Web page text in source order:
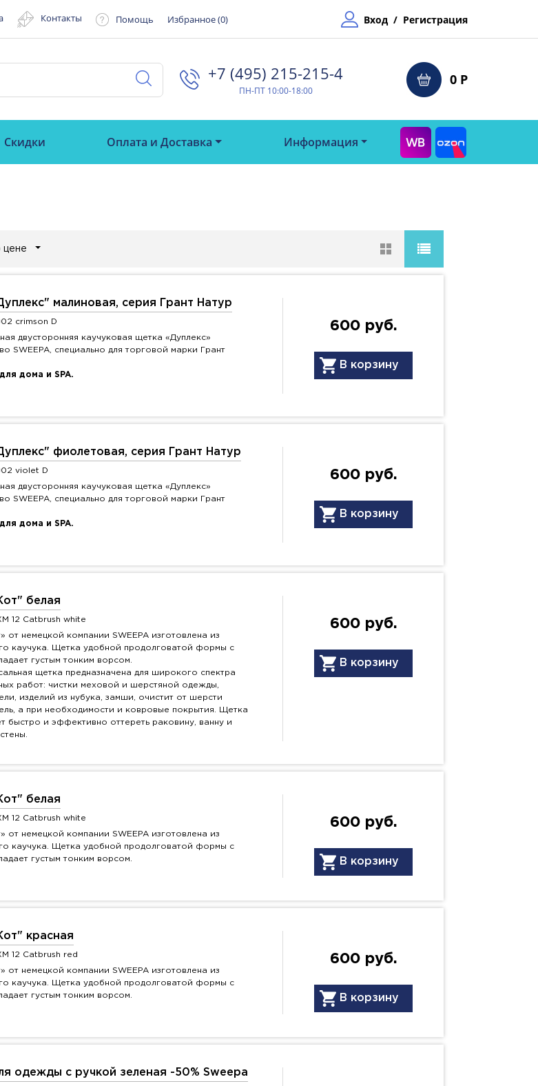
Контакты Помощь Избранное (0) Вход / Регистрация
+7 (495) 215-215-4⁠
ПН-ПТ 10:00-18:00
0 Р
Скидки Оплата и Доставка Информация
цене
малиновая, серия Грант Натур
crimson D
двусторонняя каучуковая щетка «Дуплекс»
SWEEPA, специально для торговой марки Грант
дома и SPA.
600 руб.
В корзину
фиолетовая, серия Грант Натур
violet D
двусторонняя каучуковая щетка «Дуплекс»
SWEEPA, специально для торговой марки Грант
дома и SPA.
600 руб.
В корзину
белая
12 Catbrush white
от немецкой компании SWEEPA изготовлена из
каучука. Щетка удобной продолговатой формы с
густым тонким ворсом.
щетка предназначена для широкого спектра
работ: чистки меховой и шерстяной одежды,
изделий из нубука, замши, очистит от шерсти
а при необходимости и ковровые покрытия. Щетка
быстро и эффективно оттереть раковину, ванну и
600 руб.
В корзину
белая
12 Catbrush white
от немецкой компании SWEEPA изготовлена из
каучука. Щетка удобной продолговатой формы с
густым тонким ворсом.
600 руб.
В корзину
красная
12 Catbrush red
от немецкой компании SWEEPA изготовлена из
каучука. Щетка удобной продолговатой формы с
густым тонким ворсом.
600 руб.
В корзину
одежды с ручкой зеленая -50% Sweepa